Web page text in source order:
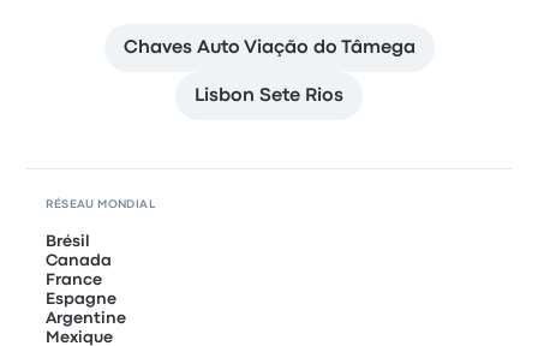
Chaves Auto Viação do Tâmega
Lisbon Sete Rios
RÉSEAU MONDIAL
Brésil
Canada
France
Espagne
Argentine
Mexique